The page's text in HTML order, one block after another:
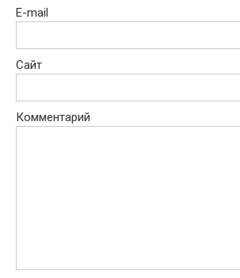
E-mail
Сайт
Комментарий